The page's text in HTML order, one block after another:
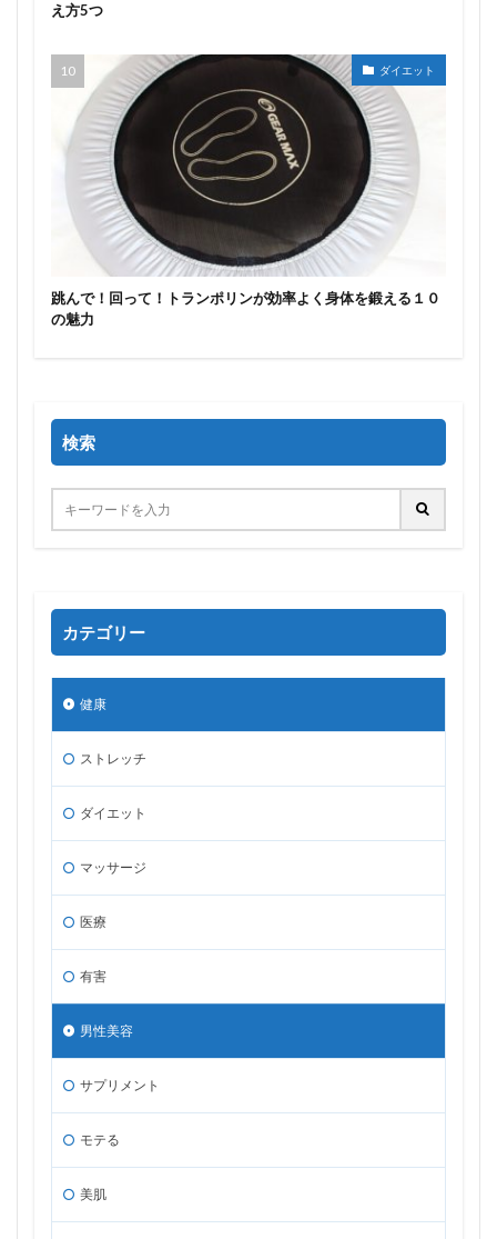
え方5つ
ダイエット
跳んで！回って！トランポリンが効率よく身体を鍛える１０
の魅力
検索
カテゴリー
健康
ストレッチ
ダイエット
マッサージ
医療
有害
男性美容
サプリメント
モテる
美肌